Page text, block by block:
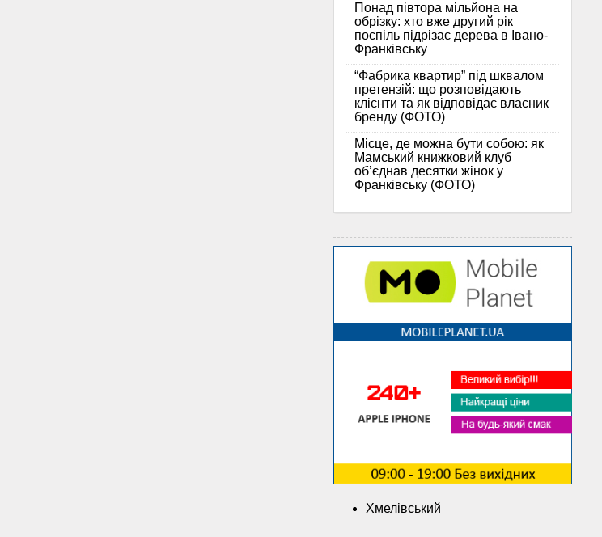
Понад півтора мільйона на
обрізку: хто вже другий рік
поспіль підрізає дерева в Івано-
Франківську
“Фабрика квартир” під шквалом
претензій: що розповідають
клієнти та як відповідає власник
бренду (ФОТО)
Місце, де можна бути собою: як
Мамський книжковий клуб
об’єднав десятки жінок у
Франківську (ФОТО)
Хмелівський